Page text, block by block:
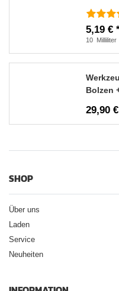
5,19 €
10 Milliliter
Bolzen
29,90
SHOP
Über uns
Laden
Service
Neuheiten